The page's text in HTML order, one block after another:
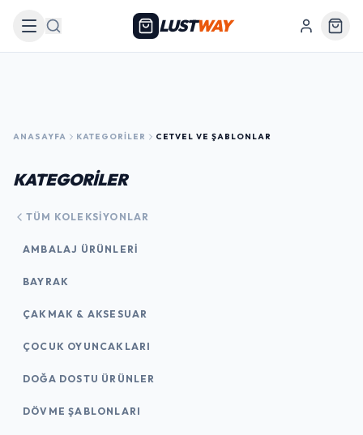
Arama LUSTWAY
ANASAYFA KATEGORILER CETVEL VE ŞABLONLAR
KATEGORİLER
TÜM KOLEKSIYONLAR
AMBALAJ ÜRÜNLERI
BAYRAK
ÇAKMAK & AKSESUAR
ÇOCUK OYUNCAKLARI
DOĞA DOSTU ÜRÜNLER
DÖVME ŞABLONLARI